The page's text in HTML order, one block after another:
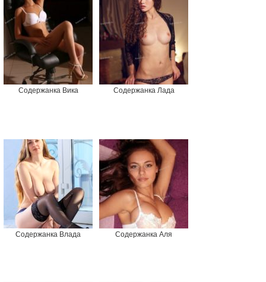
Содержанка Вика Содержанка Лада
Содержанка Влада Содержанка Аля